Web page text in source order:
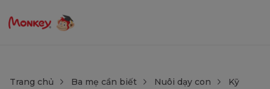
Trang chủ Ba mẹ cần biết Nuôi dạy con
Kỹ